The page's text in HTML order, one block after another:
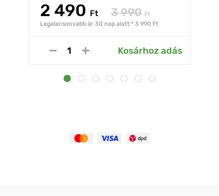
2 490 Ft 3 990 Ft
Legalacsonyabb ár 30 nap alatt:* 3 990 Ft
Kosárhoz adás